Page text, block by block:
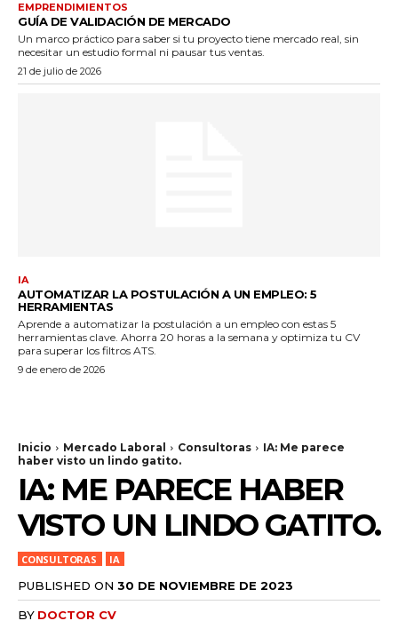
EMPRENDIMIENTOS
GUÍA DE VALIDACIÓN DE MERCADO
Un marco práctico para saber si tu proyecto tiene mercado real, sin
necesitar un estudio formal ni pausar tus ventas.
21 de julio de 2026
IA
AUTOMATIZAR LA POSTULACIÓN A UN EMPLEO: 5
HERRAMIENTAS
Aprende a automatizar la postulación a un empleo con estas 5
herramientas clave. Ahorra 20 horas a la semana y optimiza tu CV
para superar los filtros ATS.
9 de enero de 2026